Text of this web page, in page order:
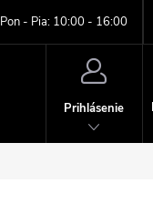
Pon - Pia: 10:00 - 16:00
Prihlásenie